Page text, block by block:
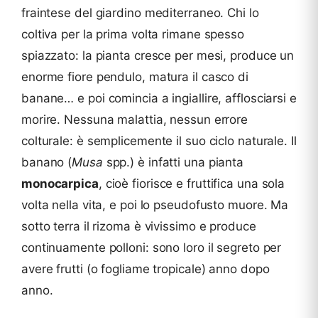
fraintese del giardino mediterraneo. Chi lo
coltiva per la prima volta rimane spesso
spiazzato: la pianta cresce per mesi, produce un
enorme fiore pendulo, matura il casco di
banane… e poi comincia a ingiallire, afflosciarsi e
morire. Nessuna malattia, nessun errore
colturale: è semplicemente il suo ciclo naturale. Il
banano (Musa spp.) è infatti una pianta
monocarpica, cioè fiorisce e fruttifica una sola
volta nella vita, e poi lo pseudofusto muore. Ma
sotto terra il rizoma è vivissimo e produce
continuamente polloni: sono loro il segreto per
avere frutti (o fogliame tropicale) anno dopo
anno.